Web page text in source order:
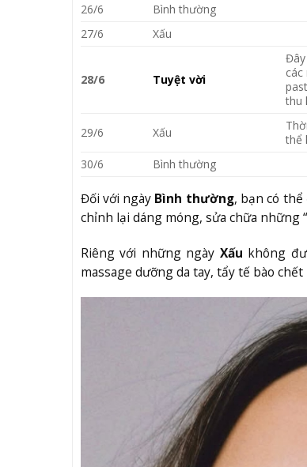
26/6
Bình thường
27/6
Xấu
28/6 Tuyệt vời
thu
29/6 Xấu
thể
30/6
Bình thường
Đối với ngày Bình thường, bạn có
chỉnh lại dáng móng, sửa chữa những
Riêng với những ngày Xấu không
massage dưỡng da tay, tẩy tế bào